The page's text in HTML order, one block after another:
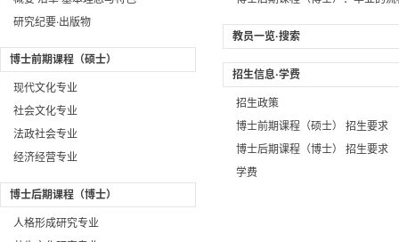
研究纪要·出版物
博士前期课程（硕士）
现代文化专业
社会文化专业
法政社会专业
经济经营专业
博士后期课程（博士）
人格形成研究专业
教员一览·搜索
招生信息·学费
招生政策
博士前期课程（硕士） 招生要求
博士后期课程（博士） 招生要求
学费